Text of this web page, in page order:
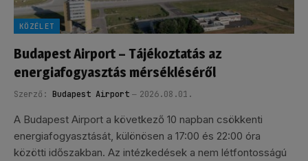
KÖZÉLET
Budapest Airport – Tájékoztatás az
energiafogyasztás mérsékléséről
Szerző: Budapest Airport 2026.08.01.
A Budapest Airport a következő 10 napban csökkenti
energiafogyasztását, különösen a 17:00 és 22:00 óra
közötti időszakban. Az intézkedések a nem létfontosságú